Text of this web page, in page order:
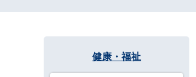
健康・福祉